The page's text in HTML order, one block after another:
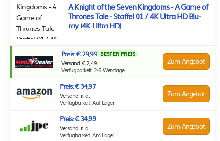
A Knight of the Seven Kingdoms - A Game of
Thrones Tale - Staffel 01 / 4K Ultra HD Blu-
ray (4K Ultra HD)
Preis: € 29,99 BESTER PREIS
Versand: € 2,49
Verfügbarkeit: 2-5 Werktage
Zum Angebot
Preis: € 34,97
Versand: n. a.
Verfügbarkeit: Auf Lager
Zum Angebot
Preis: € 34,99
Versand: n. a.
Verfügbarkeit: Am Lager
Zum Angebot